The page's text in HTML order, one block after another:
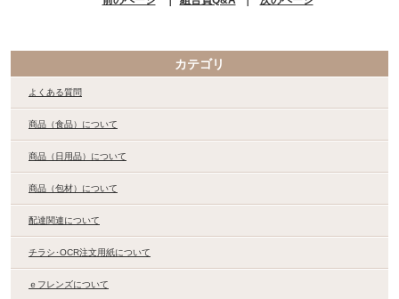
カテゴリ
よくある質問
商品（食品）について
商品（日用品）について
商品（包材）について
配達関連について
チラシ･OCR注文用紙について
ｅフレンズについて